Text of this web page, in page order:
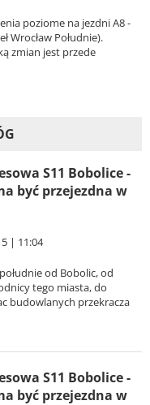
poziome na jezdni A8 -
Wrocław Południe).
zmian jest przede
S11 Bobolice -
być przejezdna w
| 11:04
od Bobolic, od
tego miasta, do
budowlanych przekracza
S11 Bobolice -
być przejezdna w